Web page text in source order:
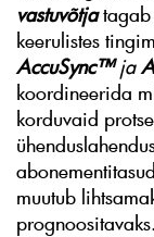
vastuvõtjatagab
keerulistes
AccuSync™ja
koordineerida
korduvaid
muutub
prognoositavaks.